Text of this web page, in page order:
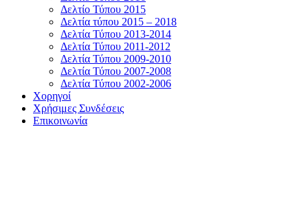
Δελτίο Τύπου 2015
Δελτία τύπου 2015 – 2018
Δελτία Τύπου 2013-2014
Δελτία Τύπου 2011-2012
Δελτία Τύπου 2009-2010
Δελτία Τύπου 2007-2008
Δελτία Τύπου 2002-2006
Χορηγοί
Χρήσιμες Συνδέσεις
Επικοινωνία